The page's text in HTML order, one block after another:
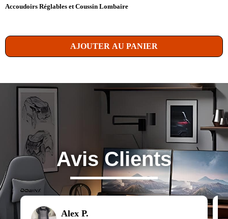
Accoudoirs Réglables et Coussin Lombaire
AJOUTER AU PANIER
Avis Clients
Alex P.